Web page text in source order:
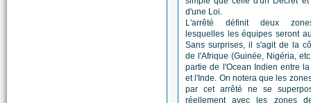
d'une Loi.
L'arrêté définit deux
lesquelles les équipes seront
Sans surprises, il s'agit de la
de l'Afrique (Guinée, Nigéria,
partie de l'Ocean Indien entre
et l'Inde. On notera que les
par cet arrêté ne se
réellement avec les zones